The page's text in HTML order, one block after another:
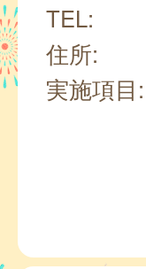
TEL:
住所:
実施項目: